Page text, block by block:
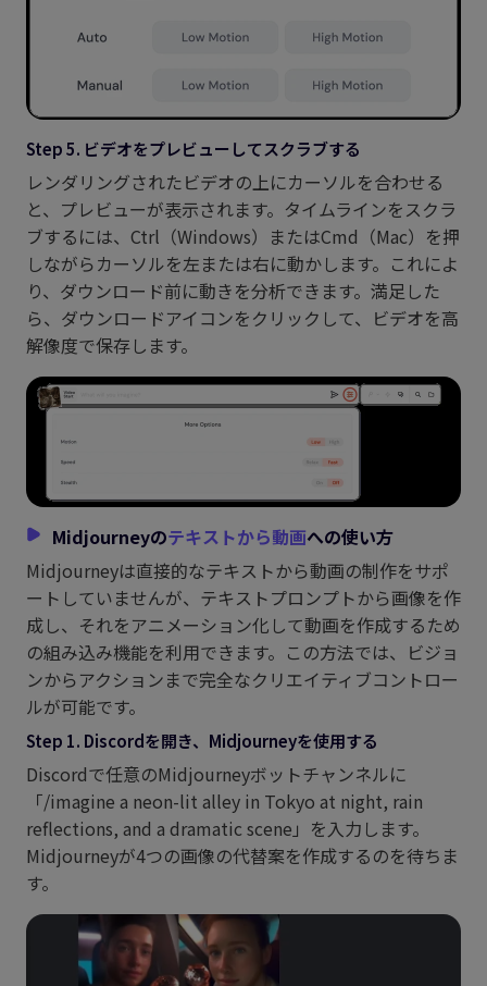
Step 5. ビデオをプレビューしてスクラブする
レンダリングされたビデオの上にカーソルを合わせる
と、プレビューが表示されます。タイムラインをスクラ
ブするには、Ctrl（Windows）またはCmd（Mac）を押
しながらカーソルを左または右に動かします。これによ
り、ダウンロード前に動きを分析できます。満足した
ら、ダウンロードアイコンをクリックして、ビデオを高
解像度で保存します。
Midjourneyのテキストから動画への使い方
Midjourneyは直接的なテキストから動画の制作をサポ
ートしていませんが、テキストプロンプトから画像を作
成し、それをアニメーション化して動画を作成するため
の組み込み機能を利用できます。この方法では、ビジョ
ンからアクションまで完全なクリエイティブコントロー
ルが可能です。
Step 1. Discordを開き、Midjourneyを使用する
Discordで任意のMidjourneyボットチャンネルに
「/imagine a neon-lit alley in Tokyo at night, rain
reflections, and a dramatic scene」を入力します。
Midjourneyが4つの画像の代替案を作成するのを待ちま
す。